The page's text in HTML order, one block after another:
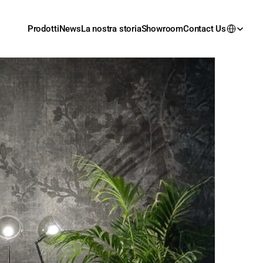
ProdottiNewsLa nostra storiaShowroomContact Us